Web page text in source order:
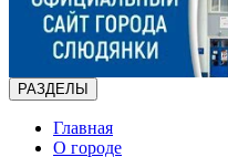
РАЗДЕЛЫ
Главная
О городе